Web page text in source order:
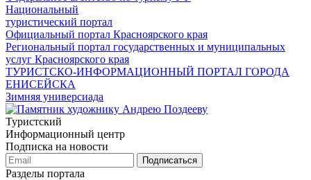
Национальный
туристический портал
Официальный портал Красноярского края
Региональный портал государственных и муниципальных
услуг Красноярского края
ТУРИСТСКО-ИНФОРМАЦИОННЫЙ ПОРТАЛ ГОРОДА
ЕНИСЕЙСКА
Зимняя универсиада
Туристский
Информационный центр
Подписка на новости
Подписаться
Разделы портала